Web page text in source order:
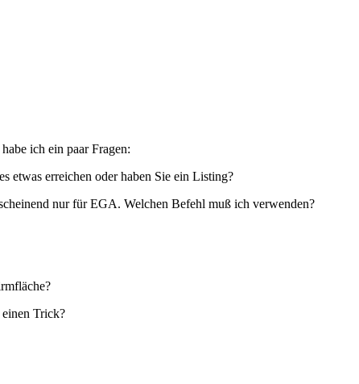
ich ein paar Fragen:
erreichen oder haben Sie ein Listing?
nur für EGA. Welchen Befehl muß ich verwenden?
Trick?